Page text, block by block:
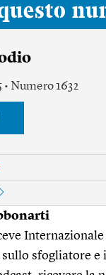
questo
Numero 1632
sullo sfogliatore